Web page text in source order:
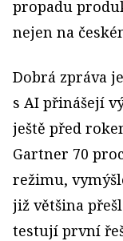
propadu
nejen na
Dobrá zpráva
s AI přinášejí
ještě před
Gartner 70
režimu,
již většina
testují první